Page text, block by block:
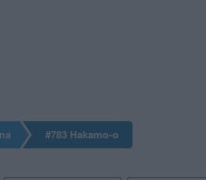
#783 Hakamo-o